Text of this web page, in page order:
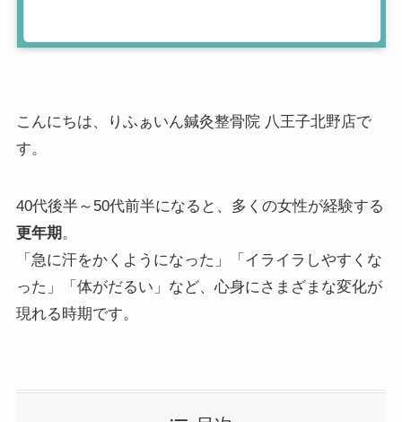
こんにちは、りふぁいん鍼灸整骨院 八王子北野店で
す。
40代後半～50代前半になると、多くの女性が経験する
更年期。
「急に汗をかくようになった」「イライラしやすくな
った」「体がだるい」など、心身にさまざまな変化が
現れる時期です。